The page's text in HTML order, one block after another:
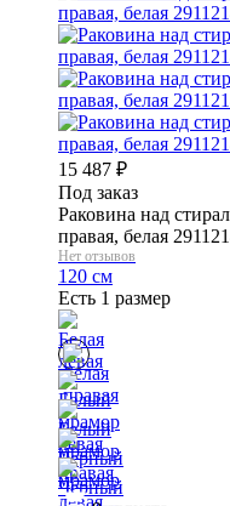
15 487 ₽
Под заказ
Раковина над
правая, белая
Нет отзывов
120 см
Есть 1 размер